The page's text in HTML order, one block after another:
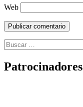
Web
Buscar:
Patrocinadores